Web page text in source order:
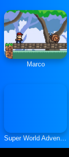
Marco
‎Super World Adventures